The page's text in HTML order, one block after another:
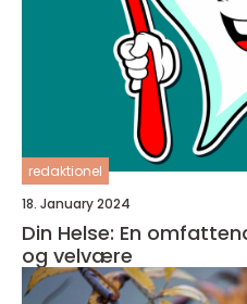
redaktionel
18. January 2024
Din Helse: En
og velvære